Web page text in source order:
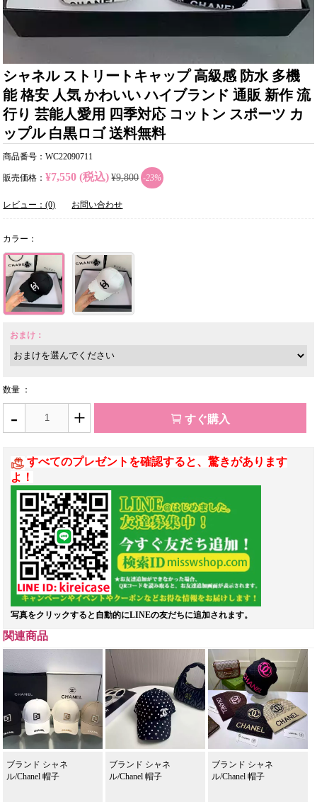
シャネル ストリートキャップ 高級感 防水 多機
能 格安 人気 かわいい ハイブランド 通販 新作 流
行り 芸能人愛用 四季対応 コットン スポーツ カ
ップル 白黒ロゴ 送料無料
商品番号：WC22090711
販売価格： ¥7,550 (税込) ¥9,800 -23%
レビュー：(0) お問い合わせ
カラー：
おまけ：
数量 ：
- + すぐ購入
すべてのプレゼントを確認すると、驚きがあります
よ！
写真をクリックすると自動的にLINEの友だちに追加されます。
関連商品
ブランド シャネ
ル/Chanel 帽子
ブランド シャネ
ル/Chanel 帽子
ブランド シャネ
ル/Chanel 帽子